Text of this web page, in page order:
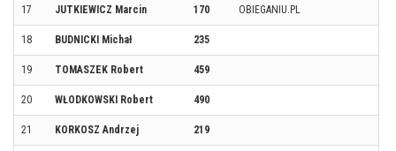
17 JUTKIEWICZ Marcin 170 OBIEGANIU.PL
18 BUDNICKI Michał 235
19 TOMASZEK Robert 459
20 WŁODKOWSKI Robert 490
21 KORKOSZ Andrzej 219